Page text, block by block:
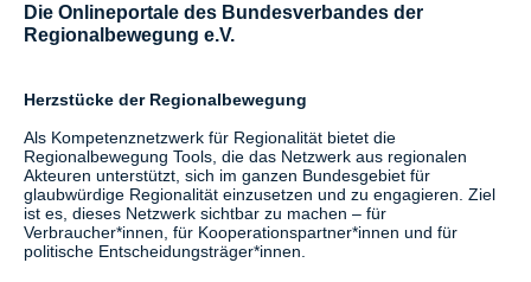
Die Onlineportale des Bundesverbandes der
Regionalbewegung e.V.
Herzstücke der Regionalbewegung
Als Kompetenznetzwerk für Regionalität bietet die
Regionalbewegung Tools, die das Netzwerk aus regionalen
Akteuren unterstützt, sich im ganzen Bundesgebiet für
glaubwürdige Regionalität einzusetzen und zu engagieren. Ziel
ist es, dieses Netzwerk sichtbar zu machen – für
Verbraucher*innen, für Kooperationspartner*innen und für
politische Entscheidungsträger*innen.